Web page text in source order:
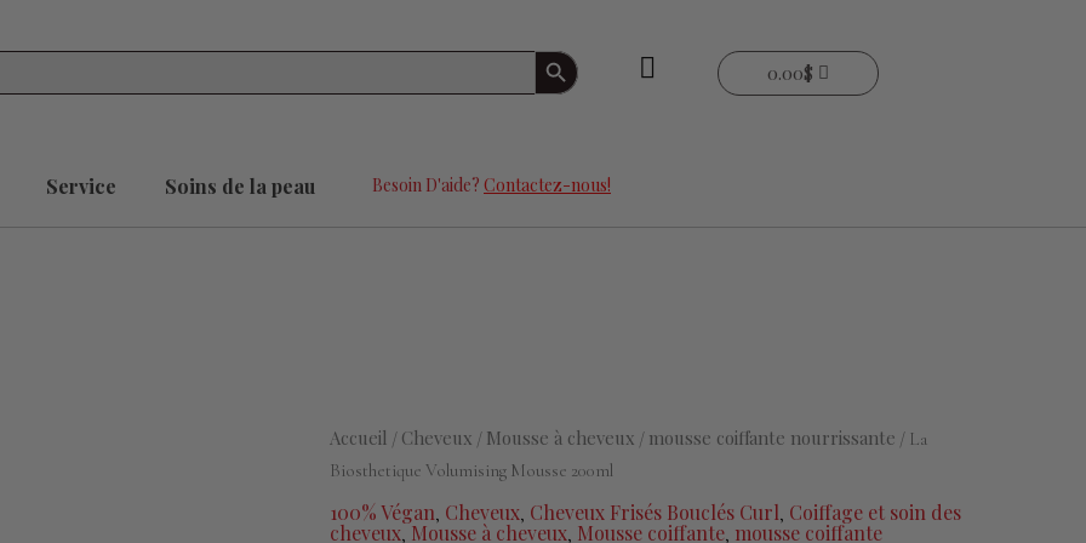
Search Button
0.00$
Service Soins de la peau Besoin D'aide? Contactez-nous!
Accueil / Cheveux / Mousse à cheveux / mousse coiffante nourrissante / La
Biosthetique Volumising Mousse 200ml
100% Végan, Cheveux, Cheveux Frisés Bouclés Curl, Coiffage et soin des
cheveux, Mousse à cheveux, Mousse coiffante, mousse coiffante
quantité
de
Biosthetique